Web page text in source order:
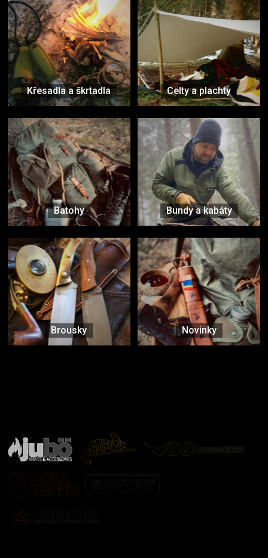
Křesadla a škrtadla Celty a plachty
Batohy Bundy a kabáty
Brousky Novinky